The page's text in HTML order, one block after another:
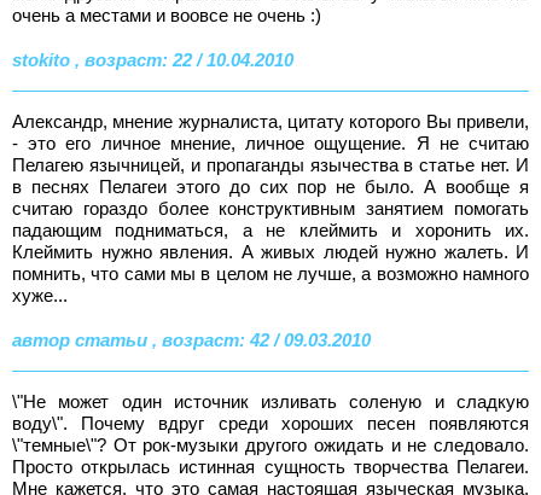
очень а местами и воовсе не очень :)
stokito , возраст: 22 / 10.04.2010
Александр, мнение журналиста, цитату которого Вы привели,
- это его личное мнение, личное ощущение. Я не считаю
Пелагею язычницей, и пропаганды язычества в статье нет. И
в песнях Пелагеи этого до сих пор не было. А вообще я
считаю гораздо более конструктивным занятием помогать
падающим подниматься, а не клеймить и хоронить их.
Клеймить нужно явления. А живых людей нужно жалеть. И
помнить, что сами мы в целом не лучше, а возможно намного
хуже...
автор статьи , возраст: 42 / 09.03.2010
\"Не может один источник изливать соленую и сладкую
воду\". Почему вдруг среди хороших песен появляются
\"темные\"? От рок-музыки другого ожидать и не следовало.
Просто открылась истинная сущность творчества Пелагеи.
Мне кажется, что это самая настоящая языческая музыка.